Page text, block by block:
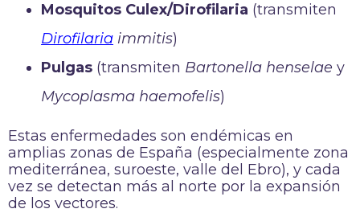
Mosquitos Culex/Dirofilaria (transmiten
Dirofilaria immitis)
Pulgas (transmiten Bartonella henselae y
Mycoplasma haemofelis)
Estas enfermedades son endémicas en
amplias zonas de España (especialmente zona
mediterránea, suroeste, valle del Ebro), y cada
vez se detectan más al norte por la expansión
de los vectores.